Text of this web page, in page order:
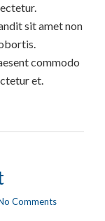
sit amet non
commodo
et.
Comments